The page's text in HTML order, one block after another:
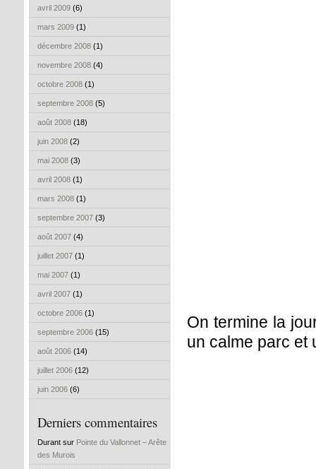
avril 2009 (6)
mars 2009 (1)
décembre 2008 (1)
novembre 2008 (4)
octobre 2008 (1)
septembre 2008 (5)
août 2008 (18)
juin 2008 (2)
mai 2008 (3)
avril 2008 (1)
mars 2008 (1)
septembre 2007 (3)
août 2007 (4)
juillet 2007 (1)
mai 2007 (1)
avril 2007 (1)
octobre 2006 (1)
septembre 2006 (15)
août 2006 (14)
juillet 2006 (12)
juin 2006 (6)
Derniers commentaires
Durant sur Pointe du Vallonnet – Arête
des Murois
On termine la
un calme parc et